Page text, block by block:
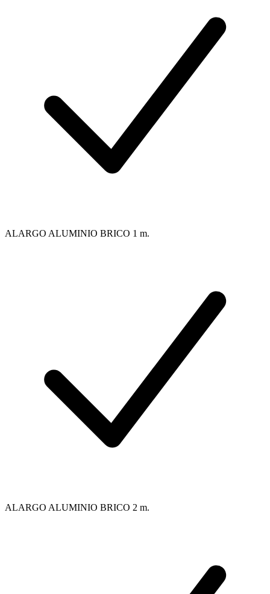
ALARGO ALUMINIO BRICO 1 m.
ALARGO ALUMINIO BRICO 2 m.